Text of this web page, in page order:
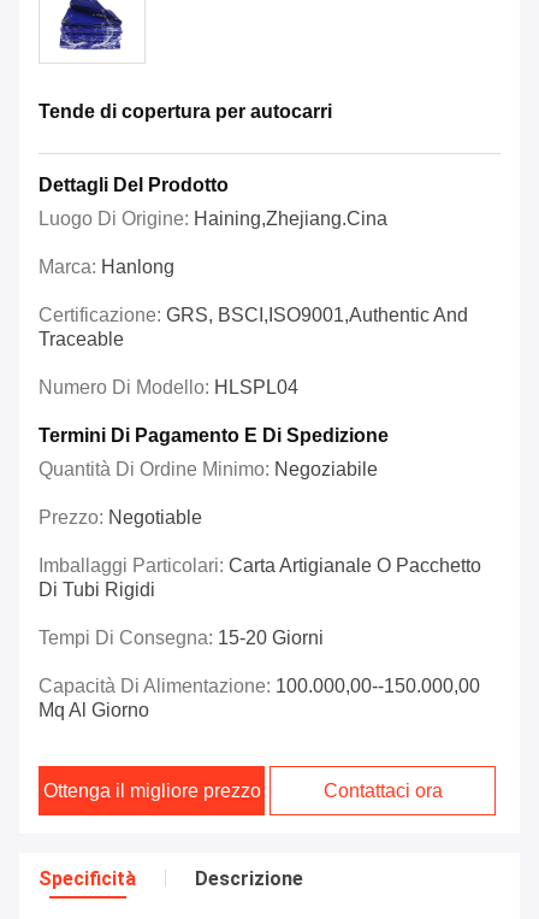
Tende di copertura per autocarri
Dettagli Del Prodotto
Luogo Di Origine: Haining,Zhejiang.Cina
Marca: Hanlong
Certificazione: GRS, BSCI,ISO9001,Authentic And
Traceable
Numero Di Modello: HLSPL04
Termini Di Pagamento E Di Spedizione
Quantità Di Ordine Minimo: Negoziabile
Prezzo: Negotiable
Imballaggi Particolari: Carta Artigianale O Pacchetto
Di Tubi Rigidi
Tempi Di Consegna: 15-20 Giorni
Capacità Di Alimentazione: 100.000,00--150.000,00
Mq Al Giorno
Ottenga il migliore prezzo Contattaci ora
Specificità Descrizione